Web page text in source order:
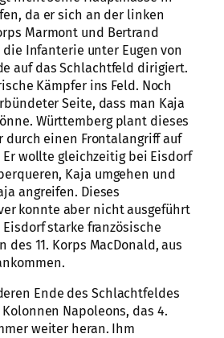
da er sich an der linken
Marmont und Bertrand
Infanterie unter Eugen von
auf das Schlachtfeld dirigiert.
Kämpfer ins Feld. Noch
Seite, dass man Kaja
Württemberg plant dieses
durch einen Frontalangriff auf
Er wollte gleichzeitig bei Eisdorf
Kaja umgehen und
angreifen. Dieses
konnte aber nicht ausgeführt
starke französische
des 11. Korps MacDonald, aus
Ende des Schlachtfeldes
Napoleons, das 4.
weiter heran. Ihm